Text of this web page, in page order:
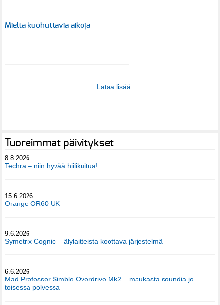
Mieltä kuohuttavia aikoja
Lataa lisää
Tuoreimmat päivitykset
8.8.2026
Techra – niin hyvää hiilikuitua!
15.6.2026
Orange OR60 UK
9.6.2026
Symetrix Cognio – älylaitteista koottava järjestelmä
6.6.2026
Mad Professor Simble Overdrive Mk2 – maukasta soundia jo
toisessa polvessa